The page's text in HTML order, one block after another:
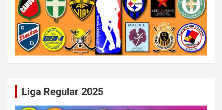
Liga Regular 2025